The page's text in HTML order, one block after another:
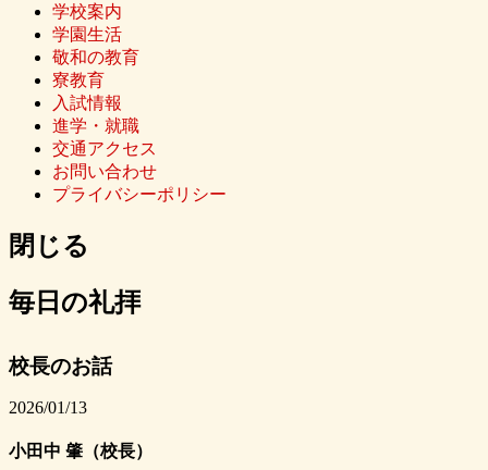
学校案内
学園生活
敬和の教育
寮教育
入試情報
進学・就職
交通アクセス
お問い合わせ
プライバシーポリシー
閉じる
毎日の礼拝
校長のお話
2026/01/13
小田中 肇（校長）